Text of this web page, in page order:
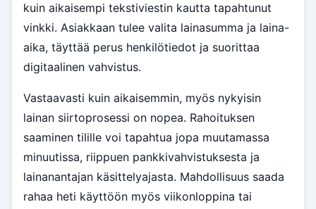
kuin aikaisempi tekstiviestin kautta tapahtunut
vinkki. Asiakkaan tulee valita lainasumma ja laina-
aika, täyttää perus henkilötiedot ja suorittaa
digitaalinen vahvistus.
Vastaavasti kuin aikaisemmin, myös nykyisin
lainan siirtoprosessi on nopea. Rahoituksen
saaminen tilille voi tapahtua jopa muutamassa
minuutissa, riippuen pankkivahvistuksesta ja
lainanantajan käsittelyajasta. Mahdollisuus saada
rahaa heti käyttöön myös viikonloppina tai